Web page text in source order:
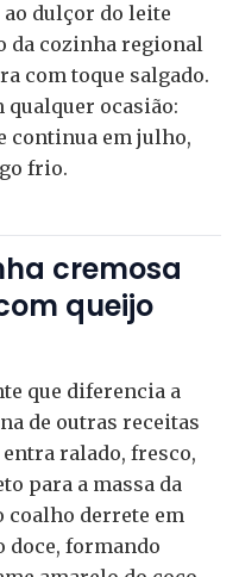
dulçor do leite
da cozinha regional
com toque salgado.
qualquer ocasião:
continua em julho,
frio.
cremosa
queijo
que diferencia a
de outras receitas
ralado, fresco,
para a massa da
coalho derrete em
doce, formando